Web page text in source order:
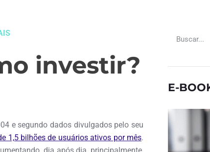
investir?
e segundo dados divulgados pelo seu
1,5 bilhões de usuários ativos por mês.
E-